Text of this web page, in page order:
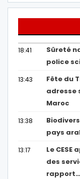
18:41
Sûreté
police
13:43
Fête du
adresse
Maroc
13:38
pays
13:17
Le
des
rapport…